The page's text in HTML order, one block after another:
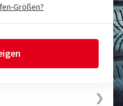
Größen?